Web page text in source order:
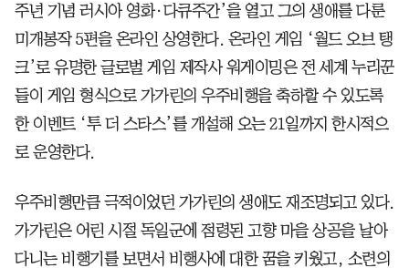
주년 기념 러시아 영화·다큐주간’을 열고 그의 생애를 다룬
미개봉작 5편을 온라인 상영한다. 온라인 게임 ‘월드 오브 탱
크’로 유명한 글로벌 게임 제작사 워게이밍은 전 세계 누리꾼
들이 게임 형식으로 가가린의 우주비행을 축하할 수 있도록
한 이벤트 ‘투 더 스타스’를 개설해 오는 21일까지 한시적으
로 운영한다.
우주비행만큼 극적이었던 가가린의 생애도 재조명되고 있다.
가가린은 어린 시절 독일군에 점령된 고향 마을 상공을 날아
다니는 비행기를 보면서 비행사에 대한 꿈을 키웠고, 소련의